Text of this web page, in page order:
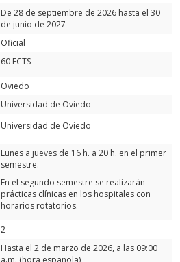
De 28 de septiembre de 2026 hasta el 30
de junio de 2027
Oficial
60 ECTS
Oviedo
Universidad de Oviedo
Universidad de Oviedo
Lunes a jueves de 16 h. a 20 h. en el primer
semestre.
En el segundo semestre se realizarán
prácticas clínicas en los hospitales con
horarios rotatorios.
2
Hasta el 2 de marzo de 2026, a las 09:00